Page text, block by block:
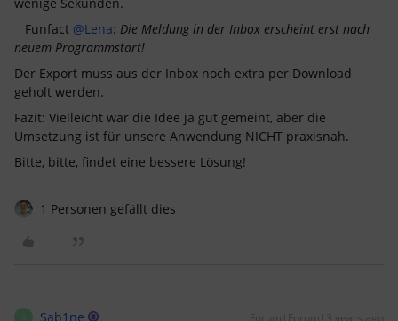
Funfact @Lena: Die Meldung in der Inbox erscheint erst nach
neuem Programmstart!
Der Export muss aus der Inbox noch extra per Download
geholt werden.
Fazit: Vielleicht war die Idee ja gut gemeint, aber die
Umsetzung ist für unsere Anwendung NICHT praxisnah.
Bitte, bitte, findet eine bessere Lösung!
1 Personen gefällt dies
Sab1ne Forum|Forum|3 years ago